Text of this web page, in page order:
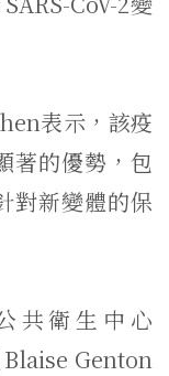
表示，該疫
著的優勢，包
對新變體的保
共衛生中心
Genton